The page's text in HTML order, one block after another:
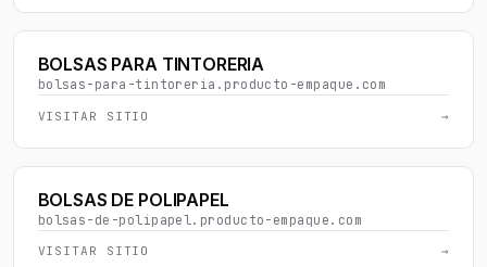
BOLSAS PARA TINTORERIA
bolsas-para-tintoreria.producto-empaque.com
VISITAR SITIO →
BOLSAS DE POLIPAPEL
bolsas-de-polipapel.producto-empaque.com
VISITAR SITIO →